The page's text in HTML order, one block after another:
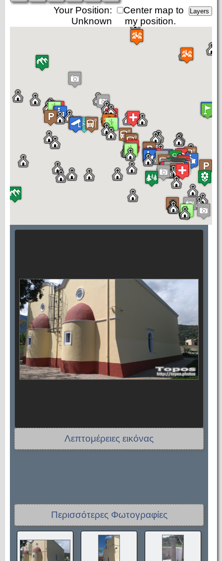
Center map to
my position.
Your Position:
Unknown
Λεπτομέρειες εικόνας
Περισσότερες Φωτογραφίες